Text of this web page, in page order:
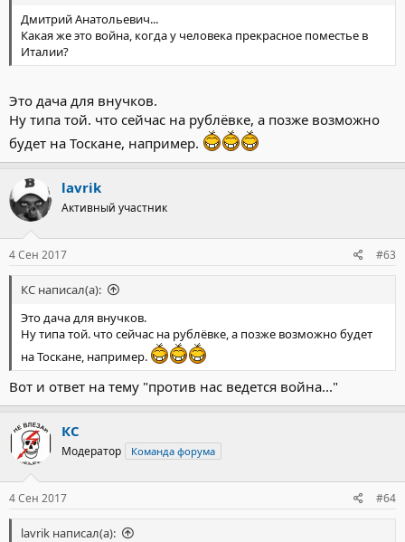
Дмитрий Анатольевич...
Какая же это война, когда у человека прекрасное поместье в
Италии?
Это дача для внучков.
Ну типа той. что сейчас на рублёвке, а позже возможно
будет на Тоскане, например.
lavrik
Активный участник
4 Сен 2017 #63
КС написал(а):
Это дача для внучков.
Ну типа той. что сейчас на рублёвке, а позже возможно будет
на Тоскане, например.
Вот и ответ на тему "против нас ведется война..."
КС
Модератор Команда форума
4 Сен 2017 #64
lavrik написал(а):